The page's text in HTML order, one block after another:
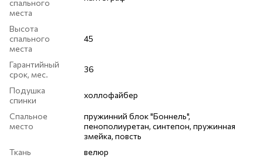
спального
места
Высота
спального
места
45
Гарантийный
срок, мес.
36
Подушка
спинки
холлофайбер
Спальное
место
пружинний блок "Боннель",
пенополиуретан, синтепон, пружинная
змейка, повсть
Ткань
велюр